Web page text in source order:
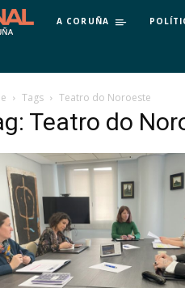
A CORUÑA
Tags Teatro do Noroeste
Teatro do